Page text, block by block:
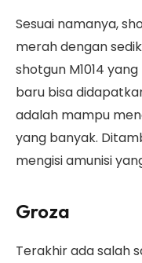
Sesuai namanya,
merah dengan
shotgun M1014
baru bisa
adalah mampu
yang banyak.
mengisi amunisi
Groza
Terakhir ada salah